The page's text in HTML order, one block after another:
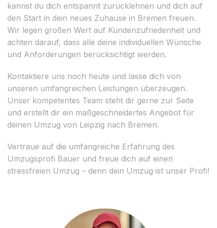
kannst du dich entspannt zurücklehnen und dich auf
den Start in dein neues Zuhause in Bremen freuen.
Wir legen großen Wert auf Kundenzufriedenheit und
achten darauf, dass alle deine individuellen Wünsche
und Anforderungen berücksichtigt werden.
Kontaktiere uns noch heute und lasse dich von
unseren umfangreichen Leistungen überzeugen.
Unser kompetentes Team steht dir gerne zur Seite
und erstellt dir ein maßgeschneidertes Angebot für
deinen Umzug von Leipzig nach Bremen.
Vertraue auf die umfangreiche Erfahrung des
Umzugsprofi Bauer und freue dich auf einen
stressfreien Umzug – denn dein Umzug ist unser Profi!